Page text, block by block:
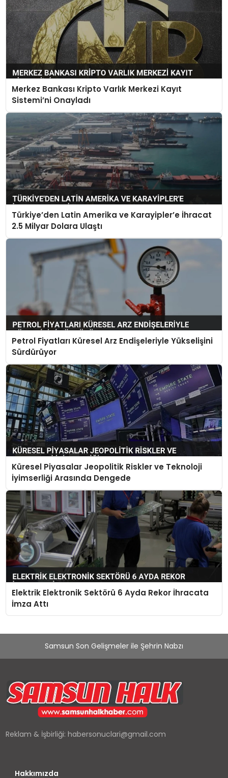
Merkez Bankası Kripto Varlık Merkezi Kayıt
Sistemi’ni Onayladı
Türkiye’den Latin Amerika ve Karayipler’e İhracat
2.5 Milyar Dolara Ulaştı
Petrol Fiyatları Küresel Arz Endişeleriyle Yükselişini
Sürdürüyor
Küresel Piyasalar Jeopolitik Riskler ve Teknoloji
İyimserliği Arasında Dengede
Elektrik Elektronik Sektörü 6 Ayda Rekor İhracata
İmza Attı
Samsun Son Gelişmeler ile Şehrin Nabzı
Reklam & İşbirliği:habersonuclari@gmail.com
Hakkımızda